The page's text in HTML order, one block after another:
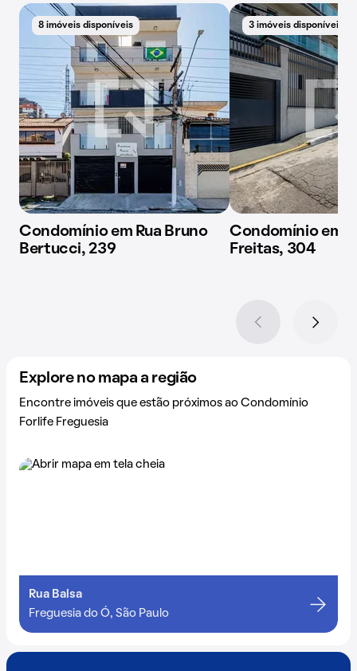
8 imóveis disponíveis
Condomínio em Rua Bruno
Bertucci, 239
3 imóveis disponíveis
Condomínio em
Freitas, 304
Explore no mapa a região
Encontre imóveis que estão próximos ao Condomínio
Forlife Freguesia
Rua Balsa
Freguesia do Ó, São Paulo